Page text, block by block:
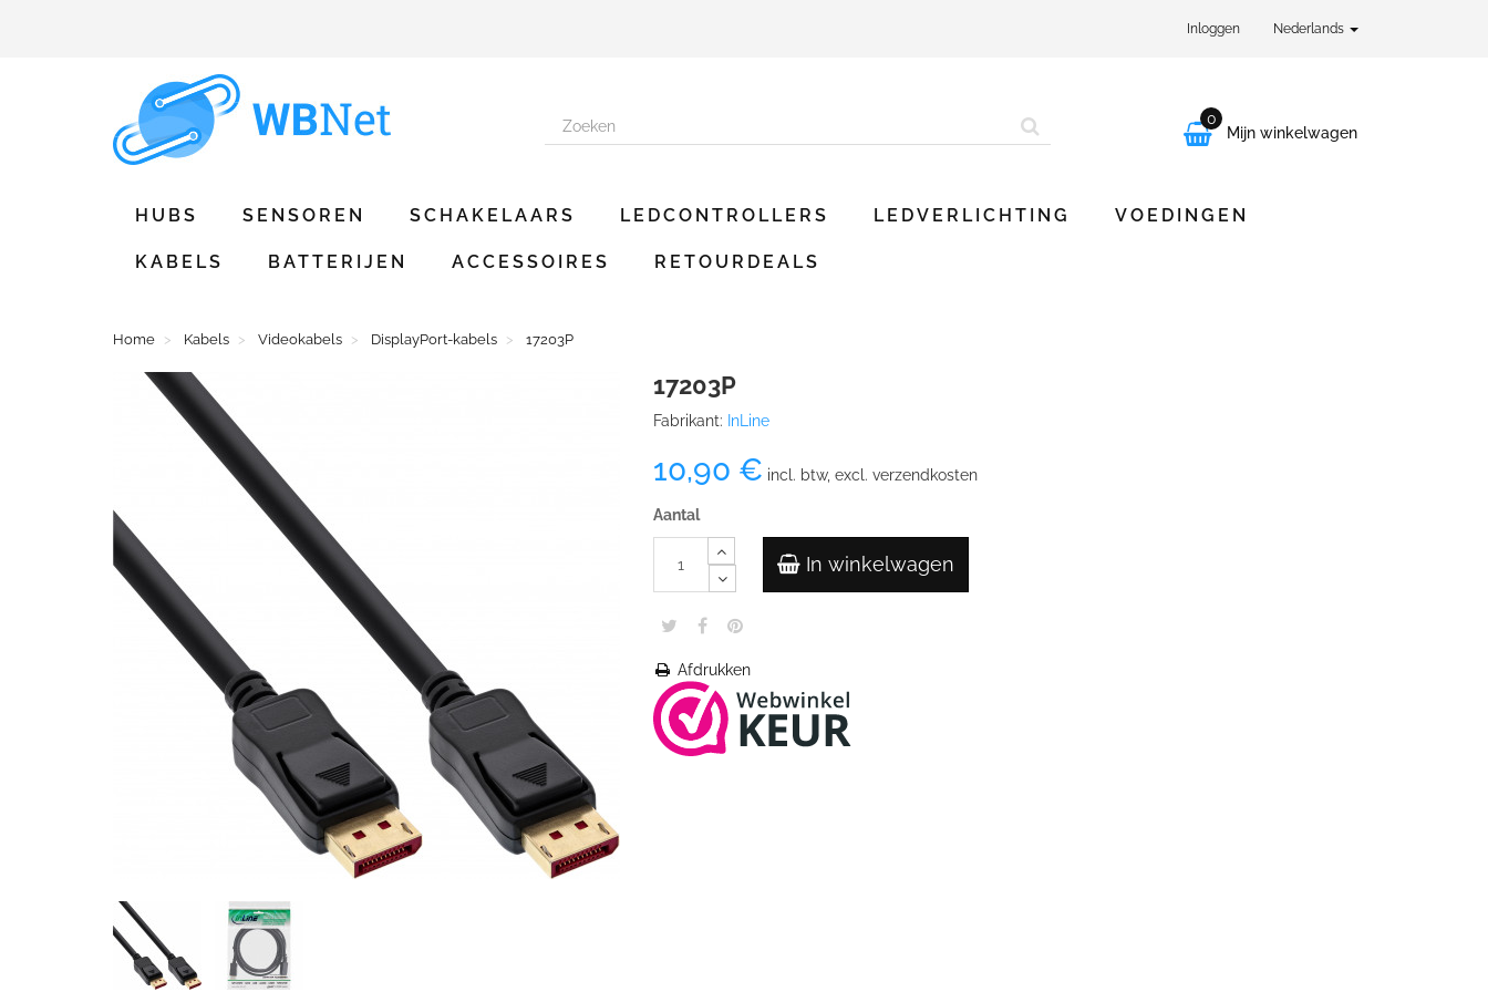
Inloggen Nederlands

0
Mijn winkelwagen
HUBS SENSOREN SCHAKELAARS LEDCONTROLLERS LEDVERLICHTING VOEDINGEN
KABELS BATTERIJEN ACCESSOIRES RETOURDEALS
Home Kabels Videokabels DisplayPort-kabels 17203P
17203P
Fabrikant: InLine
10,90 € incl. btw, excl. verzendkosten
Aantal
In winkelwagen
Afdrukken